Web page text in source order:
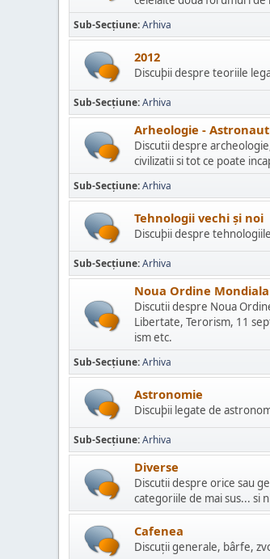
Sub-Secțiune Arhiva
2012
Discuþii despre teoriile
Sub-Secțiune Arhiva
Arheologie -
Discutii despre
civilizatii si tot ce poate
Sub-Secțiune Arhiva
Tehnologii vechi și noi
Discuþii despre
Sub-Secțiune Arhiva
Noua Ordine
Discutii despre Noua
Libertate, Terorism, 11
ism etc.
Sub-Secțiune Arhiva
Astronomie
Discuþii legate de
Sub-Secțiune Arhiva
Diverse
Discutii despre orice sau
categoriile de mai sus... si
Cafenea
Discuţii generale, bârfe,